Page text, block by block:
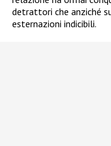
detrattori che anziché
esternazioni indicibili.